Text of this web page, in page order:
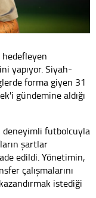
hedefleyen
yapıyor. Siyah-
forma giyen 31
gündemine aldığı
deneyimli futbolcuyla
şartlar
edildi. Yönetimin,
çalışmalarını
istediği